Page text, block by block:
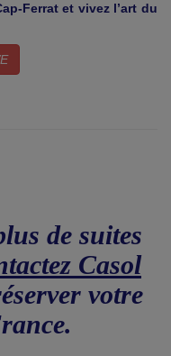
Ferrat et vivez l’art du
de suites
Casol
votre